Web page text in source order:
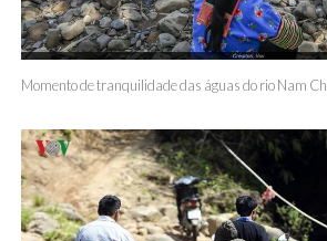
Momento de tranquilidade das águas do rio Nam